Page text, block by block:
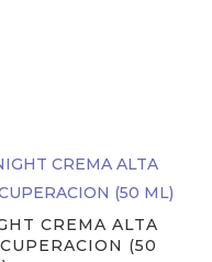
CREMA ALTA
(50